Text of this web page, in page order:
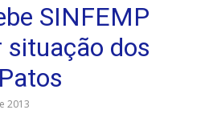
SINFEMP
situação dos
2013